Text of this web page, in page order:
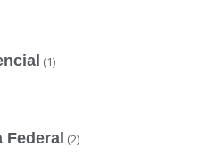
(1)
Federal (2)